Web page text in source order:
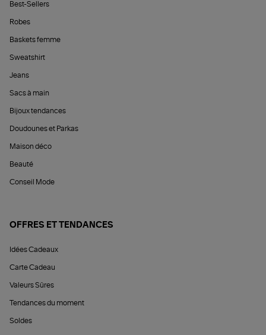
Best-Sellers
Robes
Baskets femme
Sweatshirt
Jeans
Sacs à main
Bijoux tendances
Doudounes et Parkas
Maison déco
Beauté
Conseil Mode
OFFRES ET TENDANCES
Idées Cadeaux
Carte Cadeau
Valeurs Sûres
Tendances du moment
Soldes